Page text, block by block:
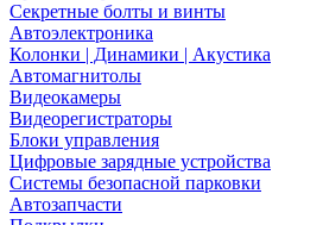
Секретные болты и винты
Автоэлектроника
Колонки | Динамики | Акустика
Автомагнитолы
Видеокамеры
Видеорегистраторы
Блоки управления
Цифровые зарядные устройства
Системы безопасной парковки
Автозапчасти